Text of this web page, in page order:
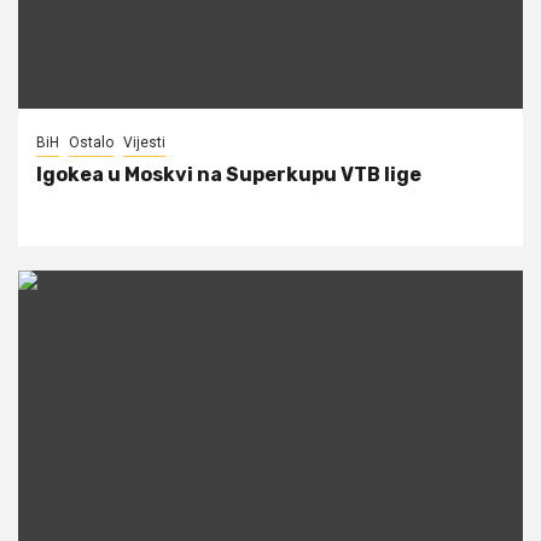
BiH Ostalo Vijesti
Igokea u Moskvi na Superkupu VTB lige